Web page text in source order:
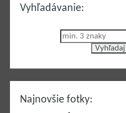
Vyhľadávanie:
Najnovšie fotky: